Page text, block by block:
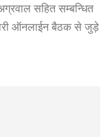
सहित सम्बन्धित
ऑनलाईन बैठक से जुड़े